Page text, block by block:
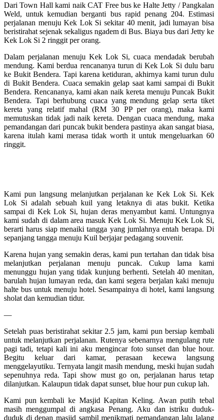
Dari Town Hall kami naik CAT Free bus ke Halte Jetty / Pangkalan
Weld, untuk kemudian berganti bus rapid penang 204. Estimasi
perjalanan menuju Kek Lok Si sekitar 40 menit, jadi lumayan bisa
beristirahat sejenak sekaligus ngadem di Bus. Biaya bus dari Jetty ke
Kek Lok Si 2 ringgit per orang.
Dalam perjalanan menuju Kek Lok Si, cuaca mendadak berubah
mendung. Kami berdua rencananya turun di Kek Lok Si dulu baru
ke Bukit Bendera. Tapi karena ketiduran, akhirnya kami turun dulu
di Bukit Bendera. Cuaca semakin gelap saat kami sampai di Bukit
Bendera. Rencananya, kami akan naik kereta menuju Puncak Bukit
Bendera. Tapi berhubung cuaca yang mendung gelap serta tiket
kereta yang relatif mahal (RM 30 PP per orang), maka kami
memutuskan tidak jadi naik kereta. Dengan cuaca mendung, maka
pemandangan dari puncak bukit bendera pastinya akan sangat biasa,
karena itulah kami merasa tidak worth it untuk mengeluarkan 60
ringgit.
Kami pun langsung melanjutkan perjalanan ke Kek Lok Si. Kek
Lok Si adalah sebuah kuil yang letaknya di atas bukit. Ketika
sampai di Kek Lok Si, hujan deras menyambut kami. Untungnya
kami sudah di dalam area masuk Kek Lok Si. Menuju Kek Lok Si,
berarti harus siap menaiki tangga yang jumlahnya entah berapa. Di
sepanjang tangga menuju Kuil berjajar pedagang souvenir.
Karena hujan yang semakin deras, kami pun tertahan dan tidak bisa
melanjutkan perjalanan menuju puncak. Cukup lama kami
menunggu hujan yang tidak kunjung berhenti. Setelah 40 menitan,
barulah hujan lumayan reda, dan kami segera berjalan kaki menuju
halte bus untuk menuju hotel. Sesampainya di hotel, kami langsung
sholat dan kemudian tidur.
—
Setelah puas beristirahat sekitar 2.5 jam, kami pun bersiap kembali
untuk melanjutkan perjalanan. Rutenya sebenarnya mengulang rute
pagi tadi, tetapi kali ini aku mengincar foto sunset dan blue hour.
Begitu keluar dari kamar, perasaan kecewa langsung
menggelayutiku. Ternyata langit masih mendung, meski hujan sudah
sepenuhnya reda. Tapi show must go on, perjalanan harus tetap
dilanjutkan. Kalaupun tidak dapat sunset, blue hour pun cukup lah.
Kami pun kembali ke Masjid Kapitan Keling. Awan putih tebal
masih menggumpal di angkasa Penang. Aku dan istriku duduk-
duduk di depan masjid sambil menikmati pemandangan lalu lalang